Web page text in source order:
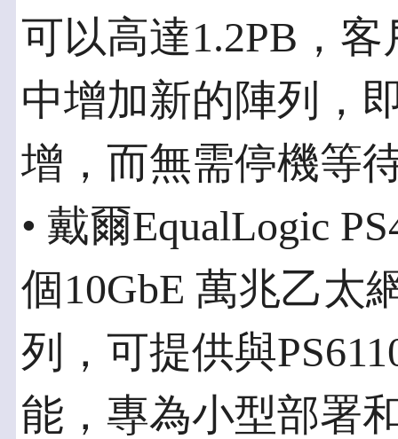
可以高達1.2PB，
中增加新的陣列，
增，而無需停機等
• 戴爾EqualLogic
個10GbE 萬兆乙太
列，可提供與
能，專為小型部署